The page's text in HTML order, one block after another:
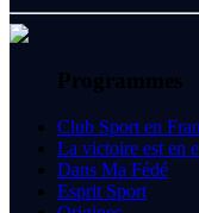
Programmes
Club Sport en
La victoire est en
Dans Ma Fédé
Esprit Sport